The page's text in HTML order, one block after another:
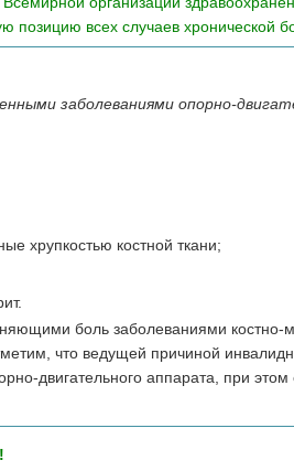
позицию всех случаев хронической
заболеваниями опорно-
хрупкостью костной ткани;
боль заболеваниями костно-
что ведущей причиной
двигательного аппарата, при